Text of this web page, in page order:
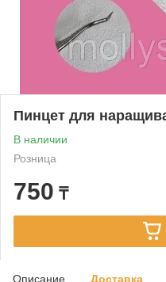
Пинцет для
В наличии
Розница
750 ₸
Описание Доставка